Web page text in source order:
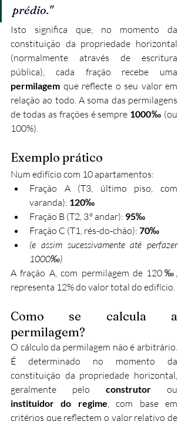
prédio."
Isto significa que, no momento da
constituição da propriedade horizontal
(normalmente através de escritura
permilagem que reflecte o seu valor em
relação ao todo. A soma das permilagens
de todas as frações é sempre 1000‰ (ou
100%).
Exemplo prático
Num edifício com 10 apartamentos:
Fração A (T3, último piso, com
varanda): 120‰
Fração B (T2, 3.º andar): 95‰
Fração C (T1, rés-do-chão): 70‰
(e assim sucessivamente até perfazer
1000‰)
A fração A, com permilagem de 120‰,
representa 12% do valor total do edifício.
Como se calcula a
permilagem?
O cálculo da permilagem não é arbitrário.
É determinado no momento da
constituição da propriedade horizontal,
geralmente pelo construtor
instituidor do regime , com base em
critérios que reflectem o valor relativo de